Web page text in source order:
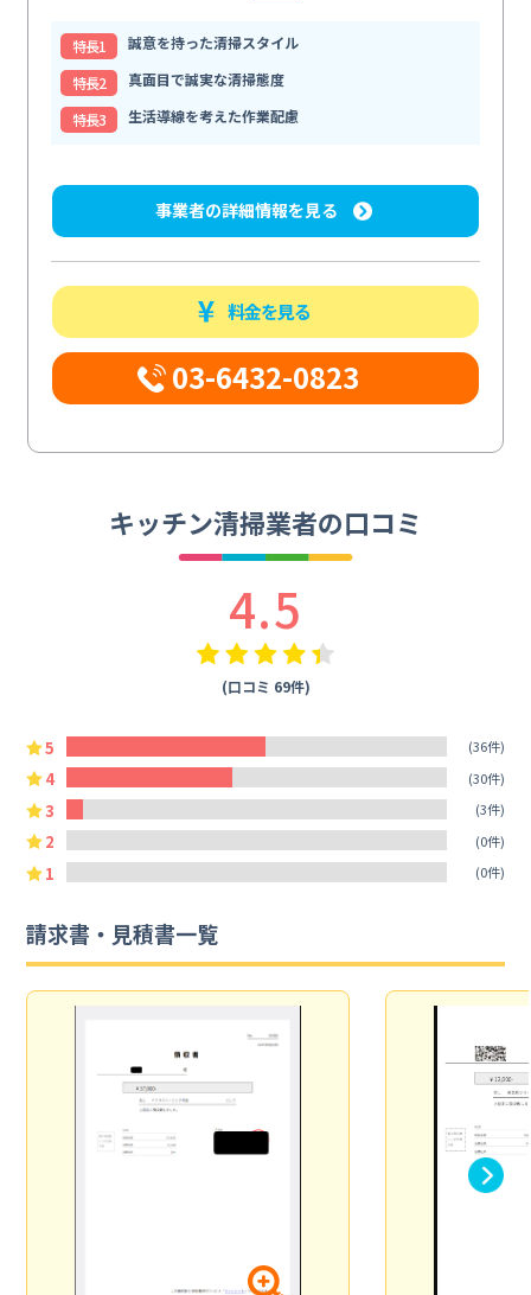
特⻑1
誠意を持った清掃スタイル
特⻑2
真面目で誠実な清掃態度
特⻑3
生活導線を考えた作業配慮
事業者の詳細情報を見る
料金を見る
03-6432-0823
キッチン清掃業者の口コミ
4.5
(口コミ 69件)
5 (36件)
4 (30件)
3 (3件)
2 (0件)
1 (0件)
請求書・見積書一覧